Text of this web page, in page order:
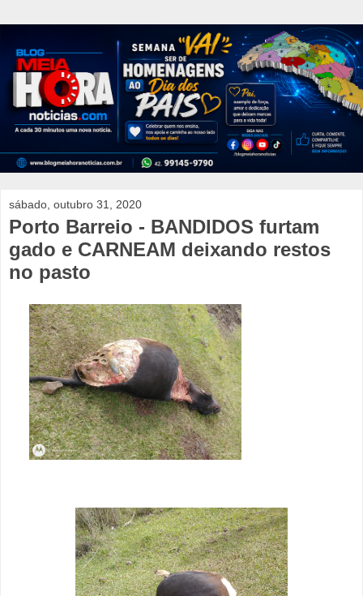
sábado, outubro 31, 2020
Porto Barreio - BANDIDOS furtam
gado e CARNEAM deixando restos
no pasto